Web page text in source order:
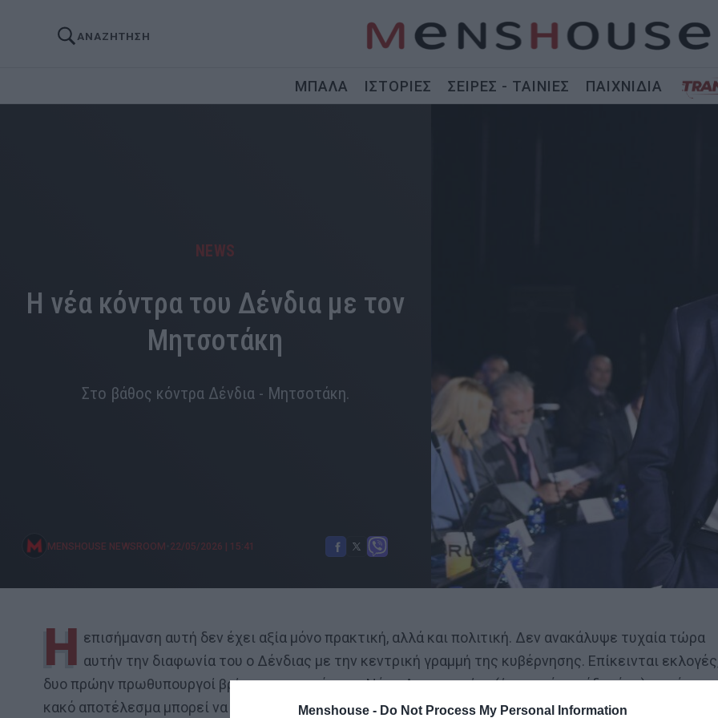
Menshouse - Do Not Process My Personal Information
ΑΝΑΖΗΤΗΣΗ
ΜΠΑΛΑ ΙΣΤΟΡΙΕΣ ΣΕΙΡΕΣ - ΤΑΙΝΙΕΣ ΠΑΙΧΝΙΔΙΑ
NEWS
Η νέα κόντρα του Δένδια με τον
Μητσοτάκη
Στο βάθος κόντρα Δένδια - Μητσοτάκη.
MENSHOUSE NEWSROOM 22/05/2026 | 15:41
Η επισήμανση αυτή δεν έχει αξία μόνο πρακτική, αλλά και πολιτική. Δεν ανακάλυψε τυχαία τώρα
αυτήν την διαφωνία του ο Δένδιας με την κεντρική γραμμή της κυβέρνησης. Επίκεινται
δυο πρώην πρωθυπουργοί βρίσκονται εκτός της Νέας Δημοκρατίας (ή με το ένα πόδι μέσα), και ένα
κακό αποτέλεσμα μπορεί να θέσει σε κίνδυνο την ευστάθεια της αρχηγίας του Κυριάκου Μητσοτάκη.